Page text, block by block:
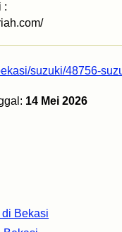
Bekasi
:
suzuki/48756-
14 Mei 2026